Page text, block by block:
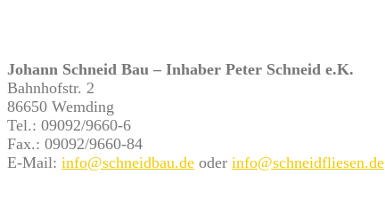
Johann Schneid Bau – Inhaber Peter Schneid e.K.
Bahnhofstr. 2
86650 Wemding
Tel.: 09092/9660-6
Fax.: 09092/9660-84
E-Mail: info@schneidbau.de oder info@schneidfliesen.de